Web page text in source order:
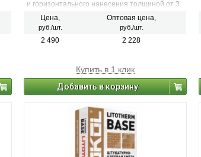
и горизонтального нанесения толщиной от 3
Цена,
руб./шт.
Оптовая цена,
руб./шт.
2 490 2 228
Купить в 1 клик
Добавить в корзину